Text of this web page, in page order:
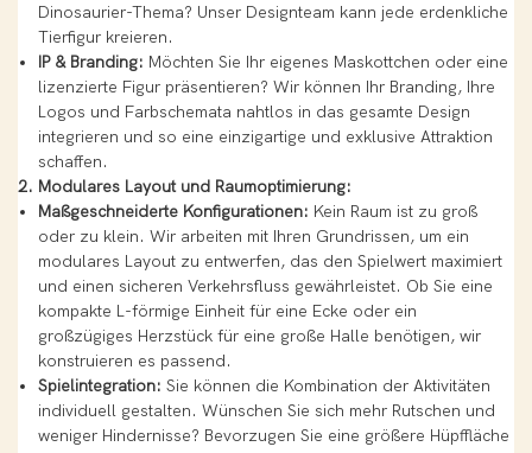
Dinosaurier-Thema? Unser Designteam kann jede erdenkliche
Tierfigur kreieren.
IP & Branding: Möchten Sie Ihr eigenes Maskottchen oder eine
lizenzierte Figur präsentieren? Wir können Ihr Branding, Ihre
Logos und Farbschemata nahtlos in das gesamte Design
integrieren und so eine einzigartige und exklusive Attraktion
schaffen.
2. Modulares Layout und Raumoptimierung:
Maßgeschneiderte Konfigurationen: Kein Raum ist zu groß
oder zu klein. Wir arbeiten mit Ihren Grundrissen, um ein
modulares Layout zu entwerfen, das den Spielwert maximiert
und einen sicheren Verkehrsfluss gewährleistet. Ob Sie eine
kompakte L-förmige Einheit für eine Ecke oder ein
großzügiges Herzstück für eine große Halle benötigen, wir
konstruieren es passend.
Spielintegration: Sie können die Kombination der Aktivitäten
individuell gestalten. Wünschen Sie sich mehr Rutschen und
weniger Hindernisse? Bevorzugen Sie eine größere Hüpffläche